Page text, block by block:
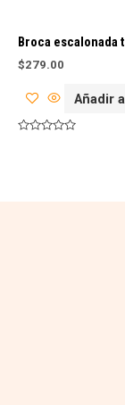
Broca escalonada
$279.00
Añadir